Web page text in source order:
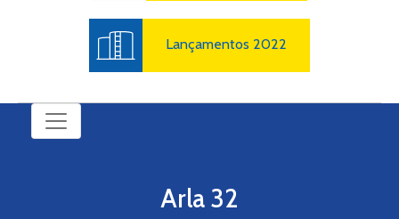
Lançamentos 2022
Arla 32